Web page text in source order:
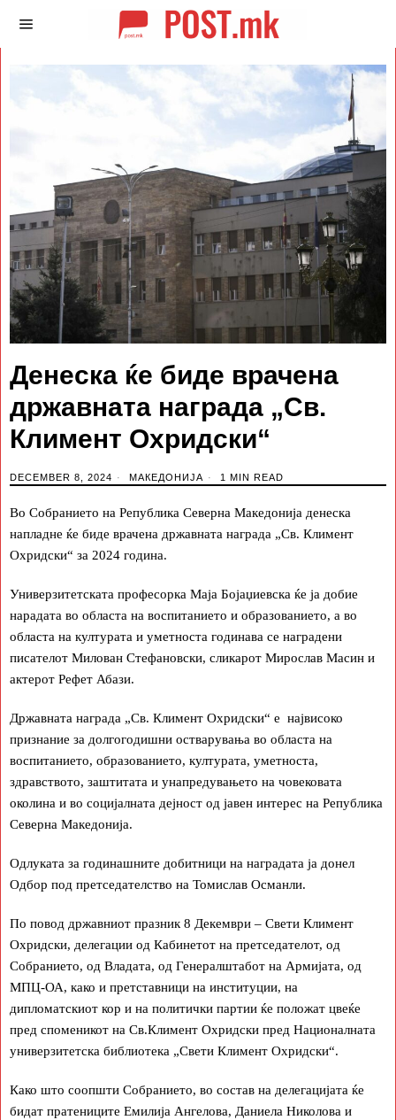
Денеска ќе биде врачена
државната награда „Св.
Климент Охридски“
DECEMBER 8, 2024 МАКЕДОНИЈА 1 MIN READ
Во Собранието на Република Северна Македонија денеска
напладне ќе биде врачена државната награда „Св. Климент
Охридски“ за 2024 година.
Универзитетската професорка Маја Бојаџиевска ќе ја добие
нарадата во областа на воспитанието и образованието, а во
областа на културата и уметноста годинава се наградени
писателот Милован Стефановски, сликарот Мирослав Масин и
актерот Рефет Абази.
Државната награда „Св. Климент Охридски“ е највисоко
признание за долгогодишни остварувања во областа на
воспитанието, образованието, културата, уметноста,
здравството, заштитата и унапредувањето на човековата
околина и во социјалната дејност од јавен интерес на Република
Северна Македонија.
Одлуката за годинашните добитници на наградата ја донел
Одбор под претседателство на Томислав Османли.
По повод државниот празник 8 Декември – Свети Климент
Охридски, делегации од Кабинетот на претседателот, од
Собранието, од Владата, од Генералштабот на Армијата, од
МПЦ-ОА, како и претставници на институции, на
дипломатскиот кор и на политички партии ќе положат цвеќе
пред споменикот на Св.Климент Охридски пред Националната
универзитетска библиотека „Свети Климент Охридски“.
Како што соопшти Собранието, во состав на делегацијата ќе
бидат пратениците Емилија Ангелова, Даниела Николова и